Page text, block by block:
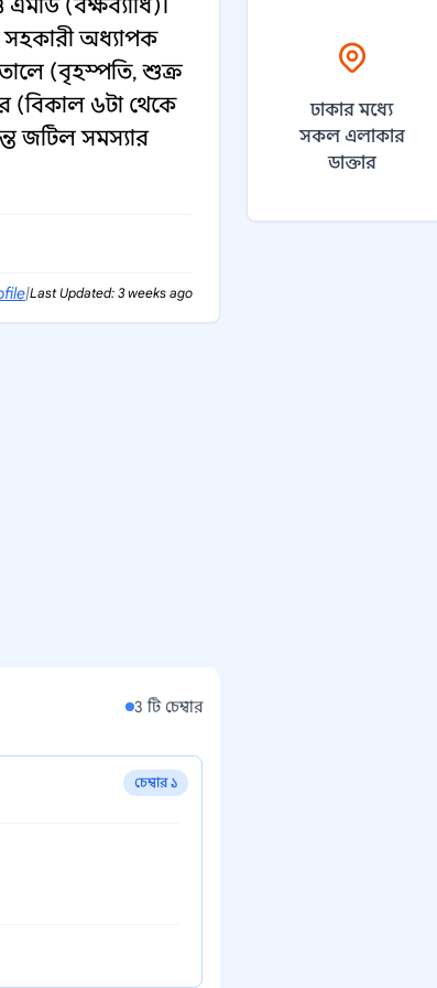
(বক্ষব্যাধি)।
সহকারী অধ্যাপক
(বৃহস্পতি, শুক্র
(বিকাল ৬টা থেকে
জটিল সমস্যার
|Last Updated: 3 weeks ago
3 টি চেম্বার
চেম্বার ১
ঢাকার মধ্যে
সকল এলাকার
ডাক্তার